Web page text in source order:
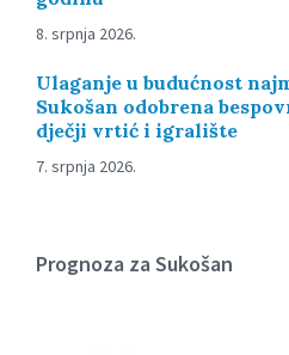
8. srpnja 2026.
Ulaganje u budućnost
Sukošan odobrena
dječji vrtić i igralište
7. srpnja 2026.
Prognoza za Sukošan